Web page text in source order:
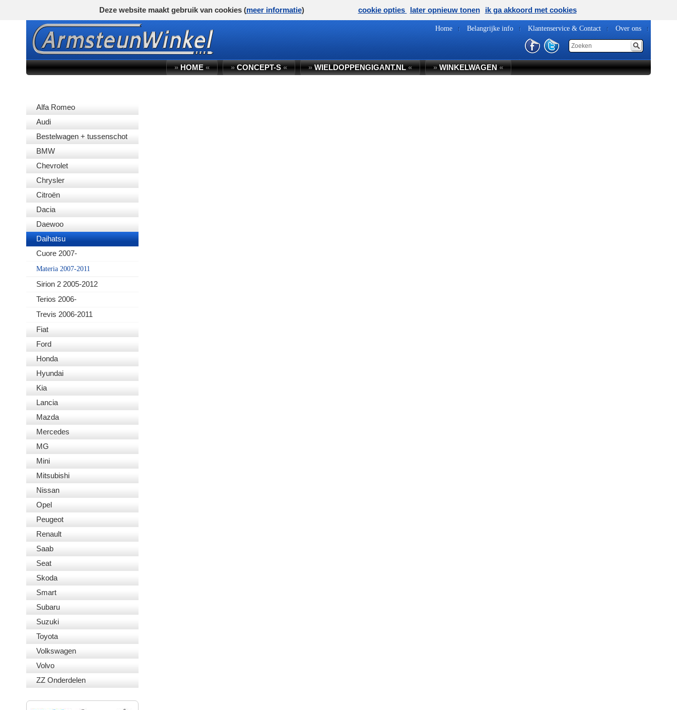
Home Belangrijke info Klantenservice & Contact Over ons
»HOME« »CONCEPT-S« »WIELDOPPENGIGANT.NL« »WINKELWAGEN«
Alfa Romeo
Audi
Bestelwagen + tussenschot
BMW
Chevrolet
Chrysler
Citroën
Dacia
Daewoo
Daihatsu
Cuore 2007-
Materia 2007-2011
Sirion 2 2005-2012
Terios 2006-
Trevis 2006-2011
Fiat
Ford
Honda
Hyundai
Kia
Lancia
Mazda
Mercedes
MG
Mini
Mitsubishi
Nissan
Opel
Peugeot
Renault
Saab
Seat
Skoda
Smart
Subaru
Suzuki
Toyota
Volkswagen
Volvo
ZZ Onderdelen
Deze website maakt gebruik van cookies (meer informatie) cookie opties later opnieuw tonen ik ga akkoord met cookies